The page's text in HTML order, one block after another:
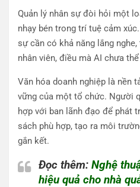
Quản lý nhân sự đòi hỏi một
nhạy bén trong trí tuệ cảm
sự cần có khả năng lắng
nhân viên, điều mà AI chưa
Văn hóa doanh nghiệp là nền
vững của một tổ chức. Người
hợp với ban lãnh đạo để phát
sách phù hợp, tạo ra môi
gắn kết.
Đọc thêm: Nghệ
hiệu quả cho nhà